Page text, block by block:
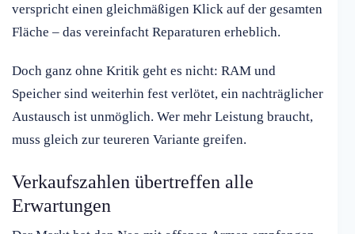
verspricht einen gleichmäßigen Klick auf der gesamten
Fläche – das vereinfacht Reparaturen erheblich.
Doch ganz ohne Kritik geht es nicht: RAM und
Speicher sind weiterhin fest verlötet, ein nachträglicher
Austausch ist unmöglich. Wer mehr Leistung braucht,
muss gleich zur teureren Variante greifen.
Verkaufszahlen übertreffen alle
Erwartungen